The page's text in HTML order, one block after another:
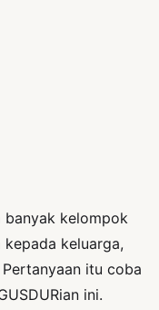
banyak kelompok
keluarga,
itu coba
ini.